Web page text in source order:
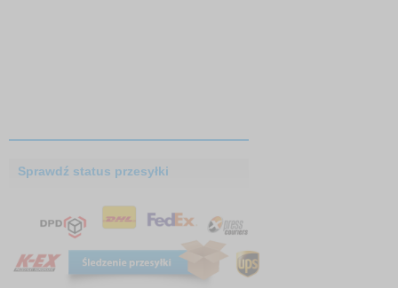
Sprawdź status przesyłki